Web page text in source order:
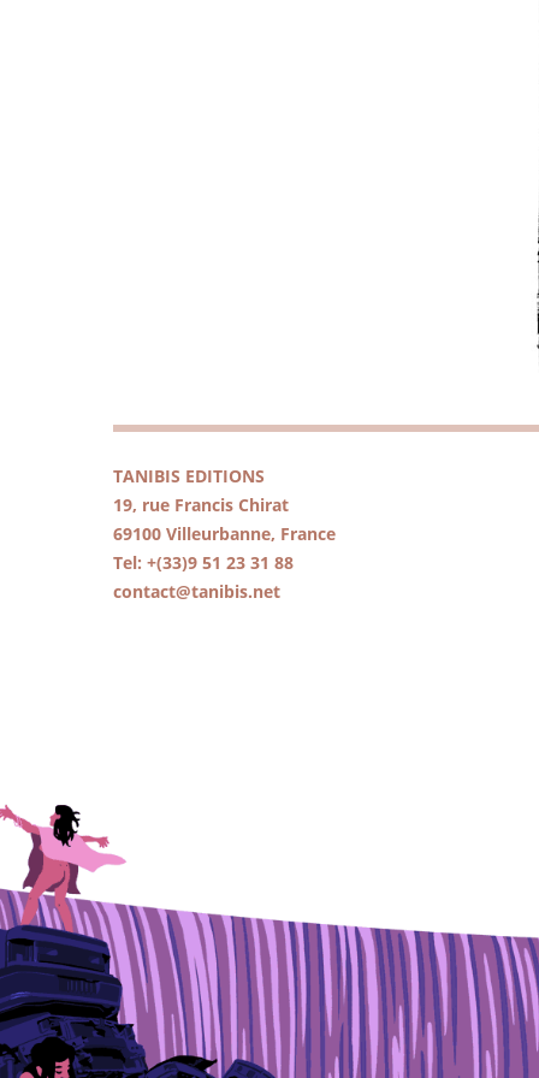
TANIBIS EDITIONS
19, rue Francis Chirat
69100 Villeurbanne, France
Tel: +(33)9 51 23 31 88
contact@tanibis.net